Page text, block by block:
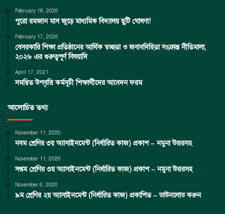
February 18, 2026
পুরো রমজান মাস জুড়ে মাধ্যমিক বিদ্যালয় ছুটি ঘোষণা!
February 17, 2026
বেসরকারি শিক্ষা প্রতিষ্ঠানের আর্থিক স্বচ্ছতা ও জবাবদিহিতা সংক্রান্ত নীতিমালা,
২০২৬ এর গুরুত্বপূর্ণ বিষয়াদি
April 17, 2021
সমন্বিত উপবৃত্তি কর্মসূচী শিক্ষার্থীদের আবেদন ফরম
আলোচিত তথ্য
November 11, 2020
নবম শ্রেণির ৩য় অ্যাসাইনমেন্ট (নির্ধারিত কাজ) প্রকাশ – নমুনা উত্তরসহ
November 11, 2020
সপ্তম শ্রেণির ৩য় অ্যাসাইনমেন্ট (নির্ধারিত কাজ) প্রকাশ – নমুনা উত্তরসহ
November 6, 2020
৯ম শ্রেণির ২য় অ্যাসাইনমেন্ট (নির্ধারিত কাজ) প্রকাশিত – ডাউনলোড করুন